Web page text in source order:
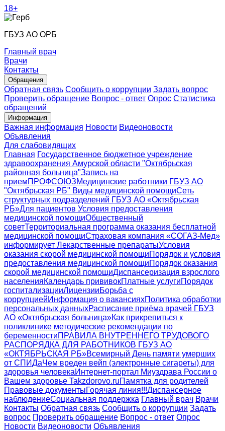
18+
ГБУЗ АО ОРБ
Главный врач
Врачи
Контакты
Обращения
Обратная связь Сообщить о коррупции Задать вопрос
Проверить обращение Вопрос - ответ Опрос Статистика
обращений
Информация
Важная информация Новости Видеоновости
Объявления
Для слабовидящих
Главная Государственное бюджетное учреждение
здравоохранения Амурской области "Октябрьская
районная больница"Запись на
приемПРОФСОЮЗМедицинские работники ГБУЗ АО
"Октябрьская РБ" Виды медицинской помощиСеть
структурных подразделений ГБУЗ АО «Октябрьская
РБ»Для пациентов Условия предоставления
медицинской помощиОбщественный
советТерриториальная программа оказания бесплатной
медицинской помощиСтраховая компания «СОГАЗ-Мед»
информирует Лекарственные препаратыУсловия
оказания скорой медицинской помощиПорядок и условия
предоставления медицинской помощиПорядок оказания
скорой медицинской помощиДиспансеризация взрослого
населенияКалендарь прививокПлатные услугиПорядок
госпитализацииЛицензииБорьба с
коррупциейИнформация о вакансияхПолитика обработки
персональных данныхРасписание приёма врачей ГБУЗ
АО «Октябрьская больница»Как прикрепиться к
поликлинике методические рекомендации по
беременностиПРАВИЛА ВНУТРЕННЕГО ТРУДОВОГО
РАСПОРЯДКА ДЛЯ РАБОТНИКОВ ГБУЗ АО
«ОКТЯБРЬСКАЯ РБ»Всемирный День памяти умерших
от СПИДаЧем вреден вейп (электронные сигареты) для
здоровья человекаИнтернет-портал Миyздрава России о
Вашем здоровье Takzdorovo.ruПамятка для родителей
Правовые документыГорячая линия!!!Диспансерное
наблюдениеСоциальная поддержка Главный врач Врачи
Контакты Обратная связь Сообщить о коррупции Задать
вопрос Проверить обращение Вопрос - ответ Опрос
Новости Видеоновости Объявления